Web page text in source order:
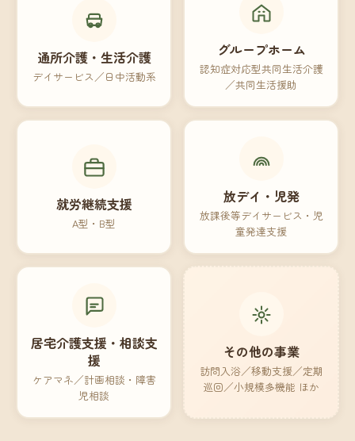
通所介護・生活介護
デイサービス／日中活動系
グループホーム
認知症対応型共同生活介護
／共同生活援助
就労継続支援
A型・B型
放デイ・児発
放課後等デイサービス・児
童発達支援
居宅介護支援・相談支
援
ケアマネ／計画相談・障害
児相談
その他の事業
訪問入浴／移動支援／定期
巡回／小規模多機能 ほか